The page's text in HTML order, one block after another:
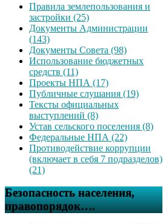
Правила землепользования и
застройки (25)
Документы Администрации
(143)
Документы Совета (98)
Использование бюджетных
средств (11)
Проекты НПА (17)
Публичные слушания (19)
Тексты официальных
выступлений (8)
Устав сельского поселения (8)
Федеральные НПА (22)
Противодействие коррупции
(включает в себя 7 подразделов)
(21)
Безопасность населения,
правопорядок….